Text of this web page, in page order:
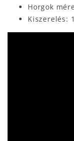
Horgok
Kiszerelés: